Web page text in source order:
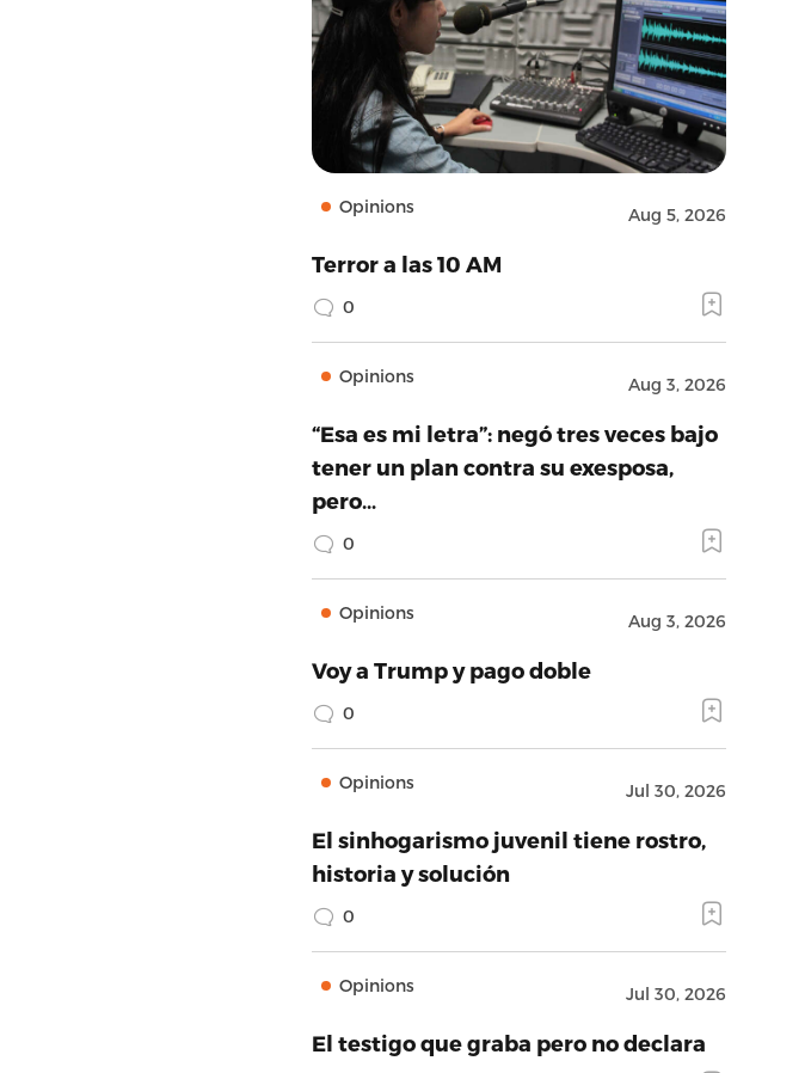
Opinions Aug 5, 2026
Terror a las 10 AM
0
Opinions Aug 3, 2026
“Esa es mi letra”: negó tres veces bajo
tener un plan contra su exesposa,
pero…
0
Opinions Aug 3, 2026
Voy a Trump y pago doble
0
Opinions Jul 30, 2026
El sinhogarismo juvenil tiene rostro,
historia y solución
0
Opinions Jul 30, 2026
El testigo que graba pero no declara